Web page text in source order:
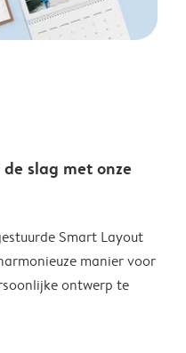
slag met onze
Smart Layout
manier voor
ontwerp te